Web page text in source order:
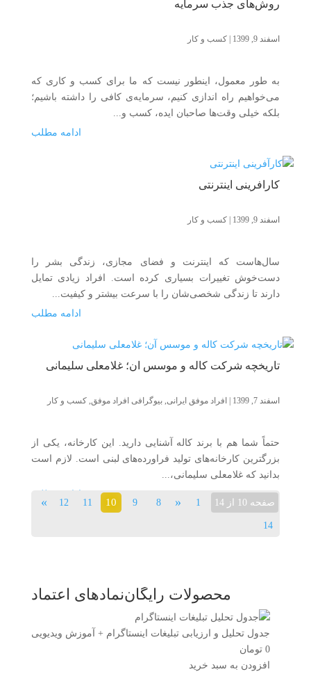
روش‌های جذب سرمایه
اسفند 9, 1399 کسب و کار
به طور معمول، اینطور نیست که ما برای کسب و کاری که
می‌خواهیم راه اندازی کنیم، سرمایه‌ی کافی را داشته باشیم؛
بلکه خیلی وقت‌ها صاحبان ایده، کسب و...
ادامه مطلب
کارآفرینی اینترنتی
اسفند 9, 1399 کسب و کار
سال‌هاست که اینترنت و فضای مجازی، زندگی بشر را
دست‌خوش تغییرات بسیاری کرده است. افراد زیادی تمایل
دارند تا زندگی شخصی‌شان را با سرعت بیشتر و کیفیت...
ادامه مطلب
تاریخچه شرکت کاله و موسس آن؛ غلامعلی سلیمانی
اسفند 7, 1399 افراد موفق ایرانی, بیوگرافی افراد موفق, کسب و کار
حتماً شما هم با برند کاله آشنایی دارید. این کارخانه، یکی از
بزرگترین کارخانه‌های تولید فراورده‌های لبنی است. لازم است
بدانید که غلامعلی سلیمانی،...
صفحه 10 از 14
1
«
8
9
10
11
12
»
14
نمادهای اعتمادمحصولات رایگان
جدول تحلیل و ارزیابی تبلیغات اینستاگرام + آموزش ویدیویی
0 تومان
افزودن به سبد خرید